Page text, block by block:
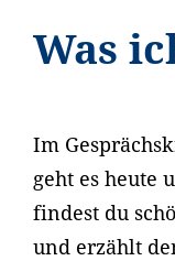
Was
Im
geht es heute
findest du
und erzählt